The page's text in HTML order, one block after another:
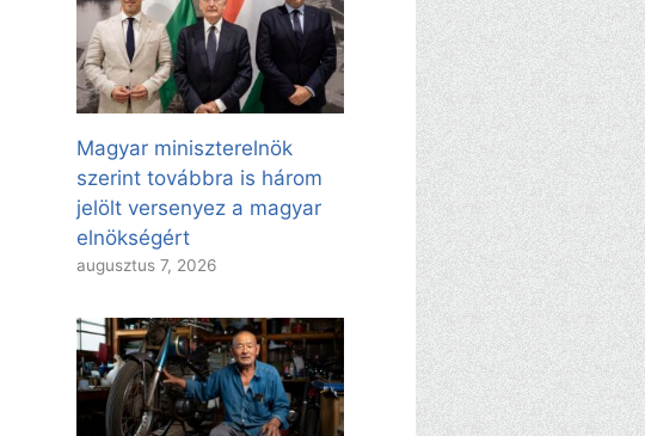
Magyar miniszterelnök
szerint továbbra is három
jelölt versenyez a magyar
elnökségért
augusztus 7, 2026